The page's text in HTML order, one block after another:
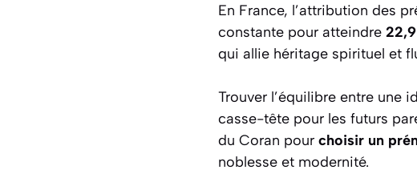
En France, l’attribution des
constante pour atteindre
qui allie héritage spirituel et
Trouver l’équilibre entre une
casse-tête pour les futurs
du Coran pour choisir un
noblesse et modernité.